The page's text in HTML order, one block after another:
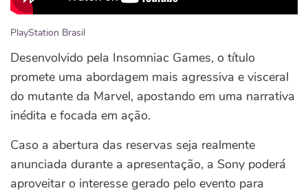
PlayStation Brasil
Desenvolvido pela Insomniac Games, o título
promete uma abordagem mais agressiva e visceral
do mutante da Marvel, apostando em uma narrativa
inédita e focada em ação.
Caso a abertura das reservas seja realmente
anunciada durante a apresentação, a Sony poderá
aproveitar o interesse gerado pelo evento para